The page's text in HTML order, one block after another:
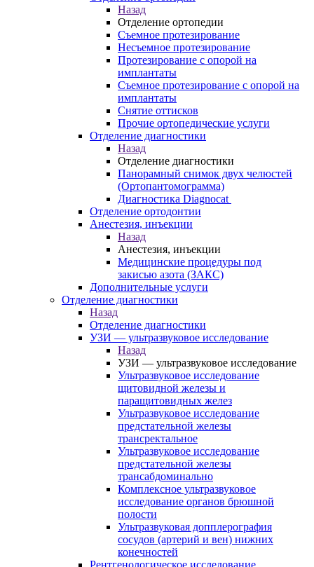
Назад
Отделение ортопедии
Съемное протезирование
Несъемное протезирование
Протезирование с опорой на
имплантаты
Съемное протезирование с опорой на
имплантаты
Снятие оттисков
Прочие ортопедические услуги
Отделение диагностики
Назад
Отделение диагностики
Панорамный снимок двух челюстей
(Ортопантомограмма)
Диагностика Diagnocat
Отделение ортодонтии
Анестезия, инъекции
Назад
Анестезия, инъекции
Медицинские процедуры под
закисью азота (ЗАКС)
Дополнительные услуги
Отделение диагностики
Назад
Отделение диагностики
УЗИ — ультразвуковое исследование
Назад
УЗИ — ультразвуковое исследование
Ультразвуковое исследование
щитовидной железы и
паращитовидных желез
Ультразвуковое исследование
предстательной железы
трансректальное
Ультразвуковое исследование
предстательной железы
трансабдоминально
Комплексное ультразвуковое
исследование органов брюшной
полости
Ультразвуковая допплерография
сосудов (артерий и вен) нижних
конечностей
Рентгенологическое исследование